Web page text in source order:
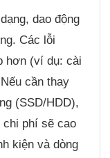
dao động
Các lỗi
hơn (ví dụ: cài
cần thay
(SSD/HDD),
chi phí sẽ cao
kiện và dòng